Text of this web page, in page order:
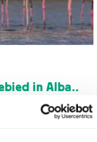
in Alba..